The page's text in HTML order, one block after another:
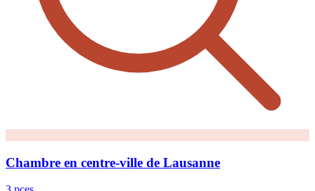
Chambre en centre-ville de Lausanne